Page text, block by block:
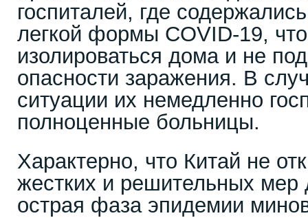
госпиталей, где
легкой формы COVID-19,
изолироваться дома и не
опасности заражения. В
ситуации их немедленно
полноценные больницы.
Характерно, что Китай не
жестких и решительных мер
острая фаза эпидемии